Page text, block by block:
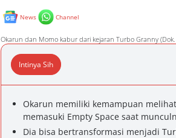
News Channel
Okarun dan Momo kabur dari kejaran Turbo Granny
Intinya Sih
Okarun memiliki kemampuan
memasuki Empty Space saat
Dia bisa bertransformasi menjadi